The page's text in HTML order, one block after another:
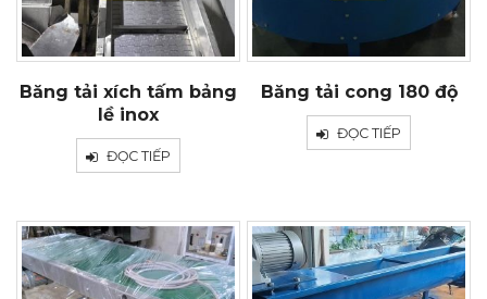
Băng tải xích tấm bảng
lề inox
ĐỌC TIẾP
Băng tải cong 180 độ
ĐỌC TIẾP